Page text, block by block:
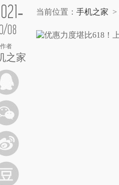
08
作者
之家
当前位置： 手机之家 >